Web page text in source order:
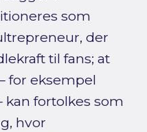
som
der
til fans; at
for eksempel
kan fortolkes som
hvor